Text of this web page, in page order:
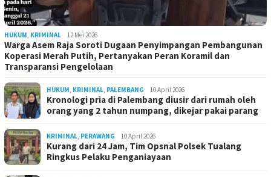
HUKUM, KRIMINAL 12 Mei 2026
Warga Asem Raja Soroti Dugaan Penyimpangan Pembangunan
Koperasi Merah Putih, Pertanyakan Peran Koramil dan
Transparansi Pengelolaan
HUKUM, KRIMINAL, PALEMBANG 10 April 2026
Kronologi pria di Palembang diusir dari rumah oleh
orang yang 2 tahun numpang, dikejar pakai parang
KRIMINAL, PERAWANG 10 April 2026
Kurang dari 24 Jam, Tim Opsnal Polsek Tualang
Ringkus Pelaku Penganiayaan